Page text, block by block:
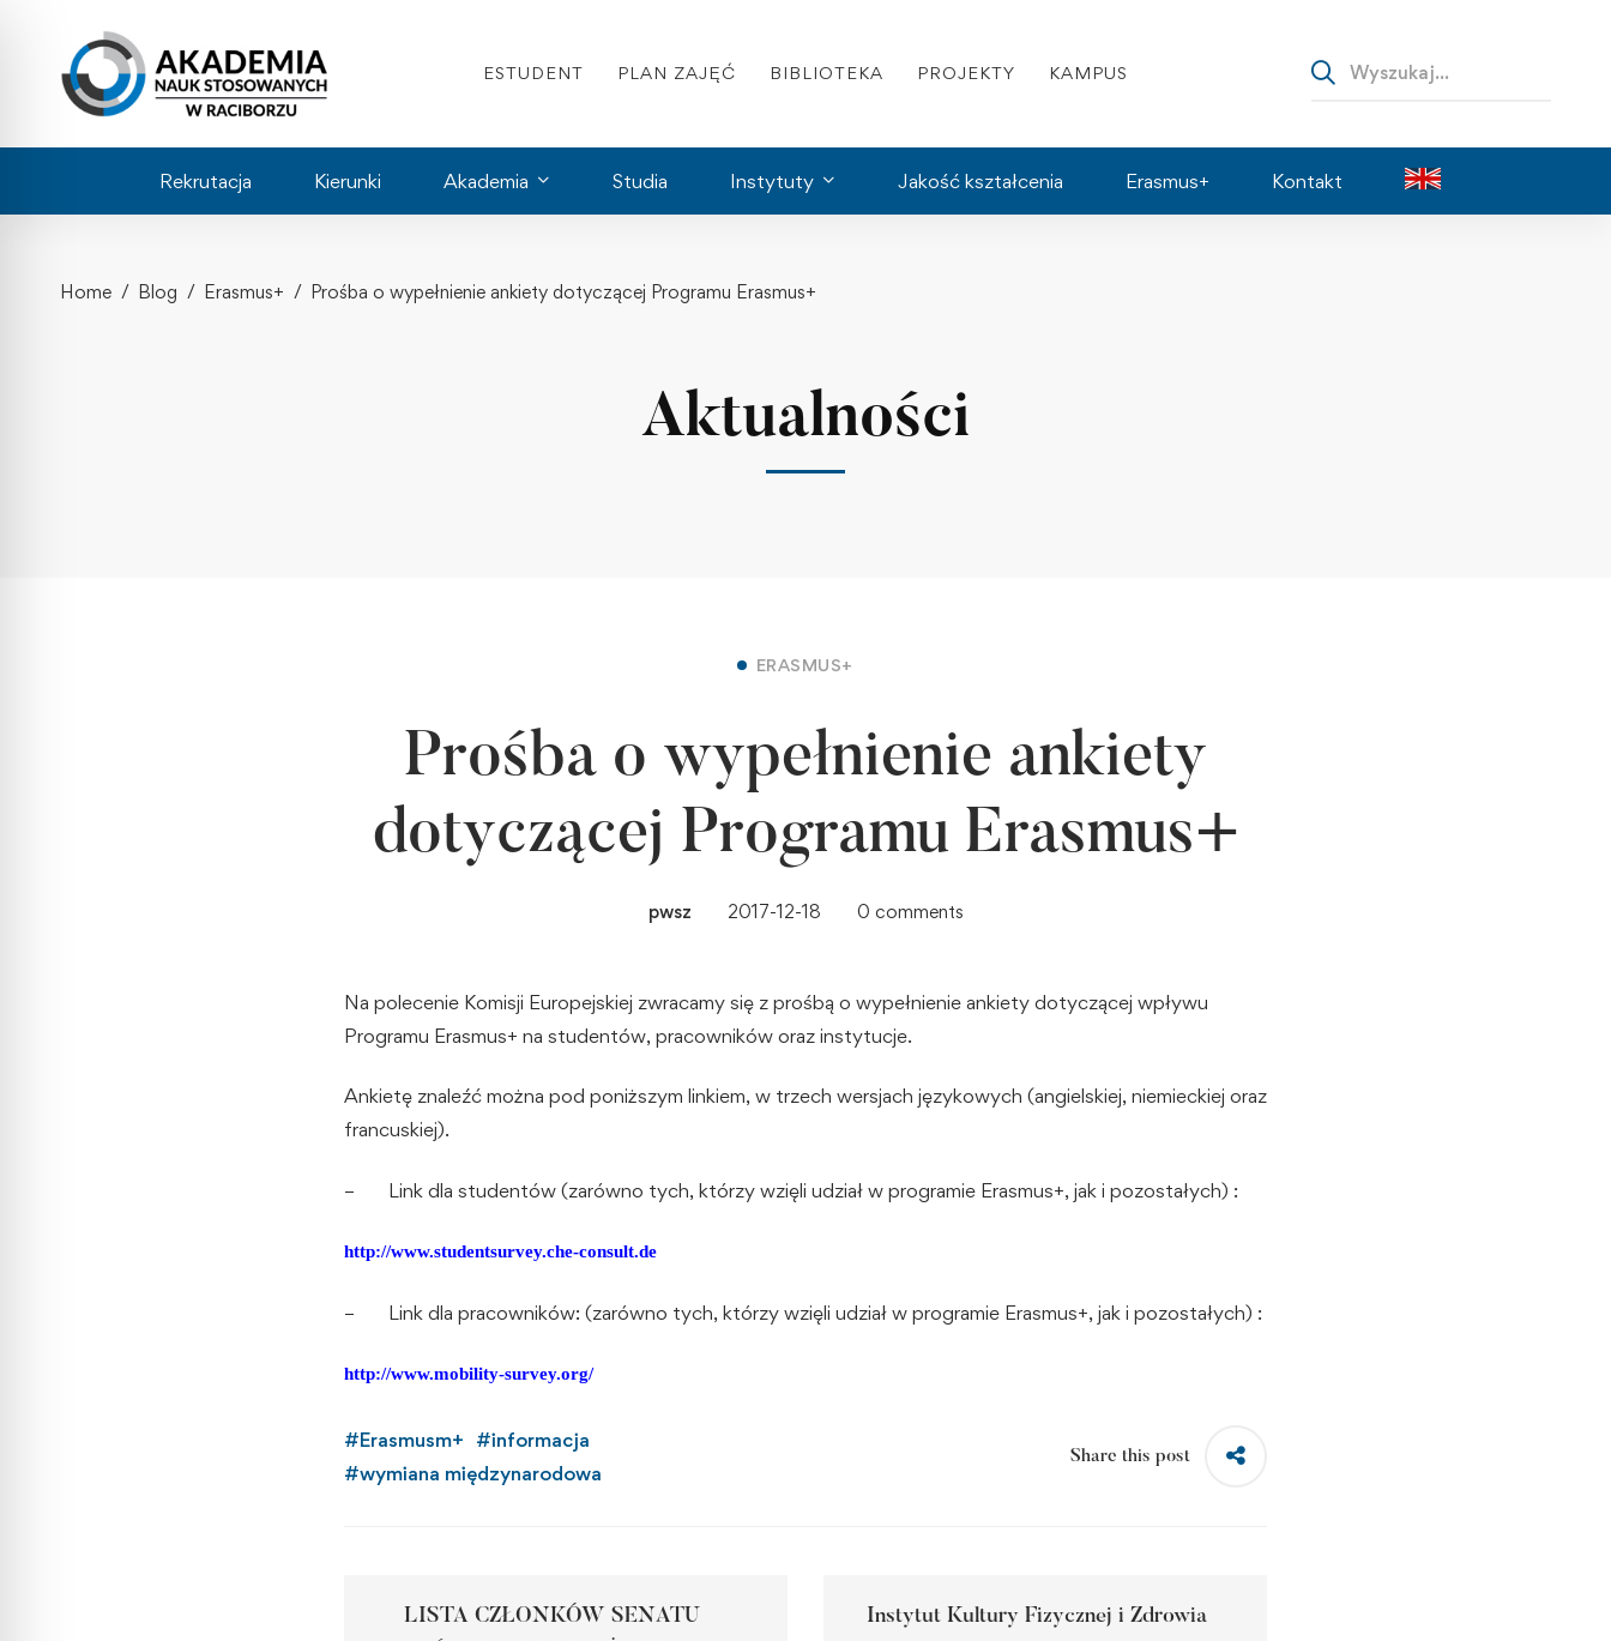
ESTUDENT PLAN ZAJĘĆ BIBLIOTEKA PROJEKTY KAMPUS
Rekrutacja Kierunki Akademia Studia Instytuty Jakość kształcenia Erasmus+ Kontakt
Home Blog Erasmus+ Prośba o wypełnienie ankiety dotyczącej Programu Erasmus+
Aktualności
ERASMUS+
Prośba o wypełnienie ankiety
dotyczącej Programu Erasmus+
pwsz 2017-12-18 0 comments
Na polecenie Komisji Europejskiej zwracamy się z prośbą o wypełnienie ankiety dotyczącej wpływu
Programu Erasmus+ na studentów, pracowników oraz instytucje.
Ankietę znaleźć można pod poniższym linkiem, w trzech wersjach językowych (angielskiej, niemieckiej oraz
francuskiej).
– Link dla studentów (zarówno tych, którzy wzięli udział w programie Erasmus+, jak i pozostałych) :
http://www.studentsurvey.che-consult.de
– Link dla pracowników: (zarówno tych, którzy wzięli udział w programie Erasmus+, jak i pozostałych) :
http://www.mobility-survey.org/
#Erasmusm+ #informacja
#wymiana międzynarodowa
Share this post
LISTA CZŁONKÓW SENATU
Instytut Kultury Fizycznej i Zdrowia